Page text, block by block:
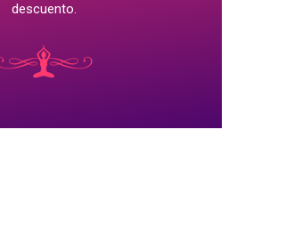
descuento.